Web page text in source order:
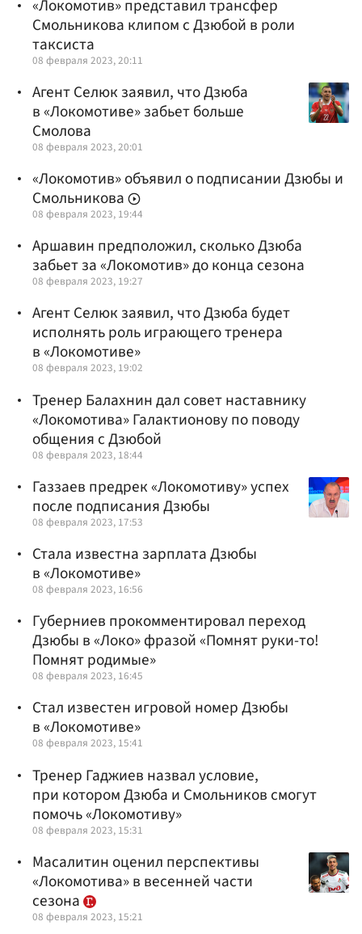
«Локомотив» представил трансфер
Смольникова клипом с Дзюбой в роли
таксиста
08 февраля 2023, 20:11
Агент Селюк заявил, что Дзюба
в «Локомотиве» забьет больше
Смолова
08 февраля 2023, 20:01
«Локомотив» объявил о подписании Дзюбы и
Смольникова
08 февраля 2023, 19:44
Аршавин предположил, сколько Дзюба
забьет за «Локомотив» до конца сезона
08 февраля 2023, 19:27
Агент Селюк заявил, что Дзюба будет
исполнять роль играющего тренера
в «Локомотиве»
08 февраля 2023, 19:02
Тренер Балахнин дал совет наставнику
«Локомотива» Галактионову по поводу
общения с Дзюбой
08 февраля 2023, 18:44
Газзаев предрек «Локомотиву» успех
после подписания Дзюбы
08 февраля 2023, 17:53
Стала известна зарплата Дзюбы
в «Локомотиве»
08 февраля 2023, 16:56
Губерниев прокомментировал переход
Дзюбы в «Локо» фразой «Помнят руки-то!
Помнят родимые»
08 февраля 2023, 16:45
Стал известен игровой номер Дзюбы
в «Локомотиве»
08 февраля 2023, 15:41
Тренер Гаджиев назвал условие,
при котором Дзюба и Смольников смогут
помочь «Локомотиву»
08 февраля 2023, 15:31
Масалитин оценил перспективы
«Локомотива» в весенней части
сезона
08 февраля 2023, 15:21